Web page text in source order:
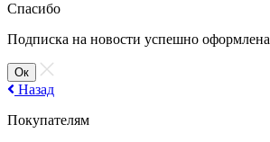
Спасибо
Подписка на новости успешно оформлена
Ок
Назад
Покупателям